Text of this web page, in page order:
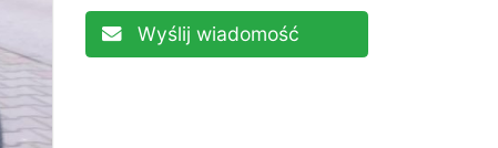
Wyślij wiadomość